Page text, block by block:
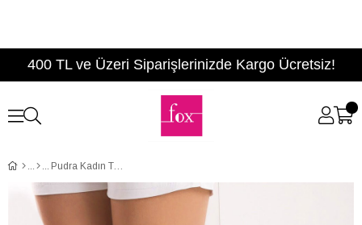
400 TL ve Üzeri Siparişlerinizde Kargo Ücretsiz!
Pudra Kadın Topuklu Ayakkabı D752080302